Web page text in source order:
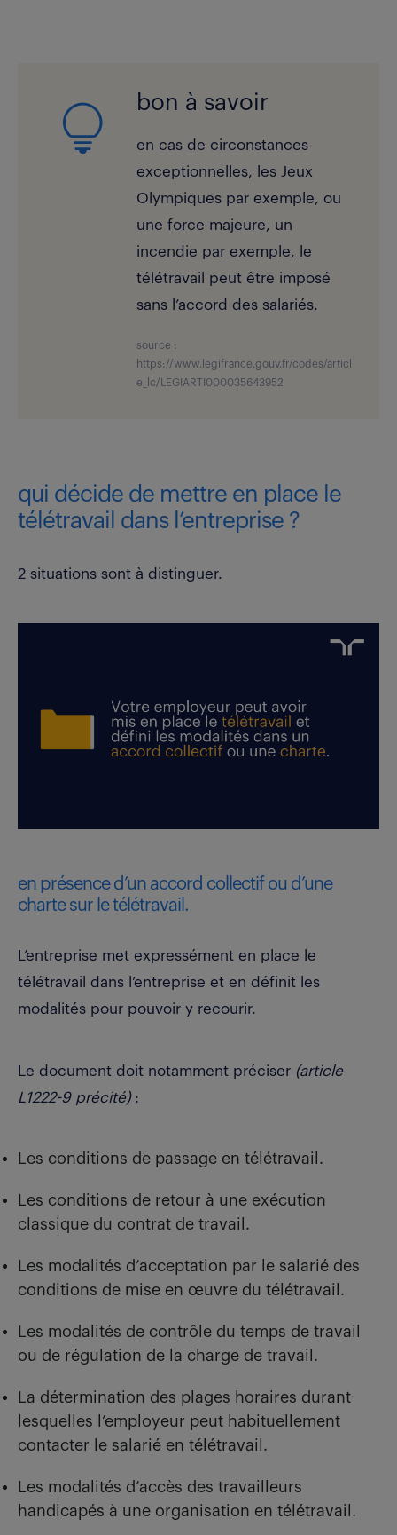
bon à savoir
en cas de circonstances
exceptionnelles, les Jeux
Olympiques par exemple, ou
une force majeure, un
incendie par exemple, le
télétravail peut être imposé
sans l’accord des salariés.
source :
https://www.legifrance.gouv.fr/codes/articl
e_lc/LEGIARTI000035643952
qui décide de mettre en place le
télétravail dans l’entreprise ?
2 situations sont à distinguer.
en présence d’un accord collectif ou d’une
charte sur le télétravail.
L’entreprise met expressément en place le
télétravail dans l’entreprise et en définit les
modalités pour pouvoir y recourir.
Le document doit notamment préciser (article
L1222-9 précité):
Les conditions de passage en télétravail.
Les conditions de retour à une exécution
classique du contrat de travail.
Les modalités d’acceptation par le salarié des
conditions de mise en œuvre du télétravail.
Les modalités de contrôle du temps de travail
ou de régulation de la charge de travail.
La détermination des plages horaires durant
lesquelles l’employeur peut habituellement
contacter le salarié en télétravail.
Les modalités d’accès des travailleurs
handicapés à une organisation en télétravail.